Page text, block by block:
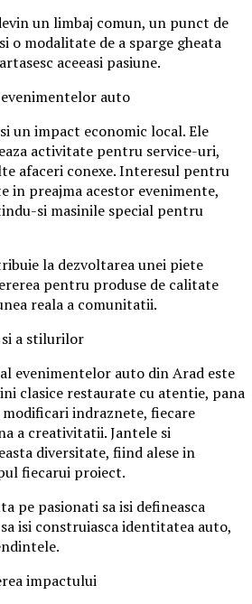
un limbaj comun, un punct de
o modalitate de a sparge gheata
aceeasi pasiune.
auto
un impact economic local. Ele
activitate pentru service-uri,
afaceri conexe. Interesul pentru
in preajma acestor evenimente,
si masinile special pentru
la dezvoltarea unei piete
pentru produse de calitate
reala a comunitatii.
a stilurilor
evenimentelor auto din Arad este
clasice restaurate cu atentie, pana
indraznete, fiecare
a creativitatii. Jantele si
diversitate, fiind alese in
fiecarui proiect.
pe pasionati sa isi defineasca
isi construiasca identitatea auto,
impactului